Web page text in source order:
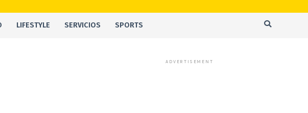
LIFESTYLE SERVICIOS SPORTS
ADVERTISEMENT